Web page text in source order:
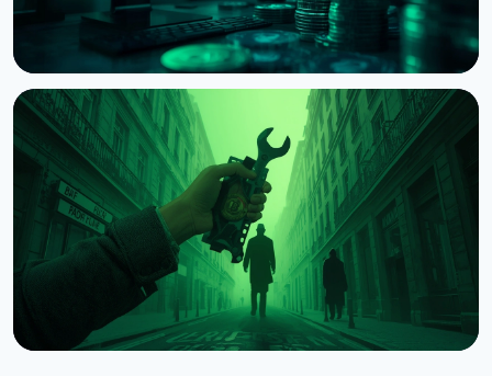
НОВОСТЬ
Суд США разрешил Bybit искать следы 1,5 млрд
долларов после взлома КНДР
8 августа 2026 г. 4 мин чтения